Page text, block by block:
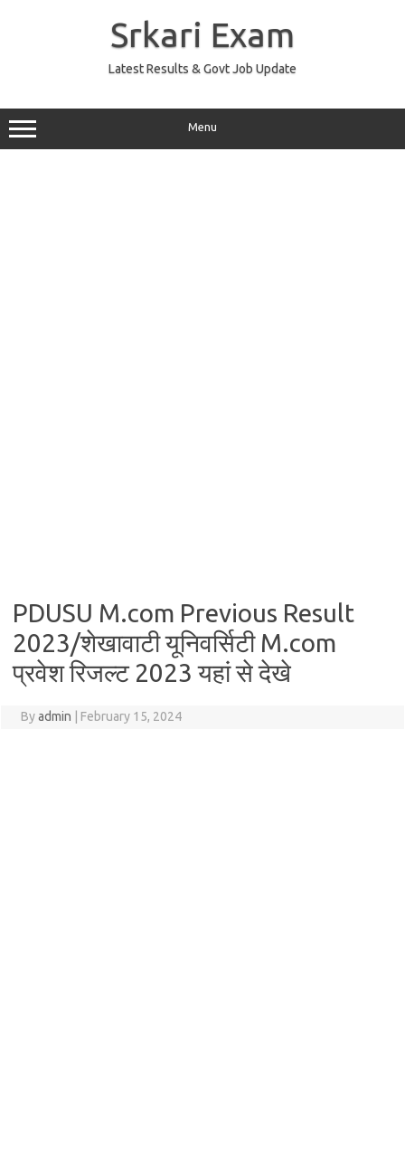
Srkari Exam
Latest Results & Govt Job Update
Menu
PDUSU M.com Previous Result
2023/शेखावाटी यूनिवर्सिटी M.com
प्रवेश रिजल्ट 2023 यहां से देखे
Byadmin February 15, 2024